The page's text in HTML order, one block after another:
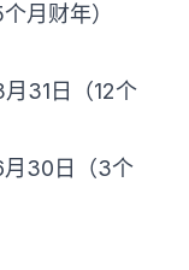
月财年）
31日（12个
月30日（3个